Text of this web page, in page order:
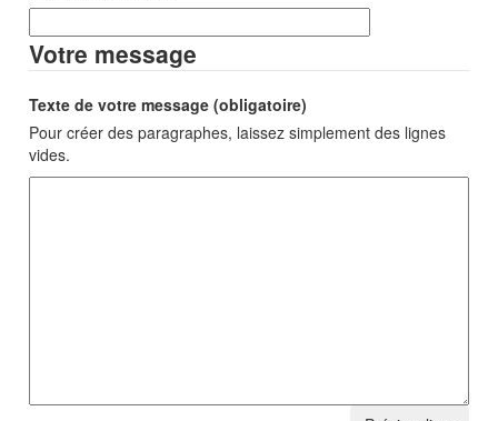
Votre message
Texte de votre message (obligatoire)
Pour créer des paragraphes, laissez simplement des lignes
vides.